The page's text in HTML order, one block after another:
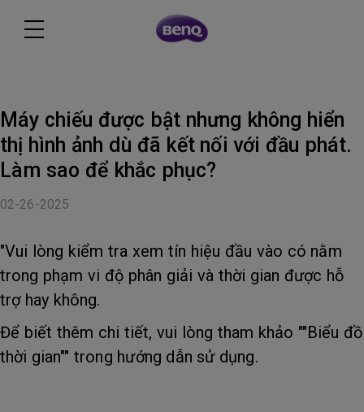
Máy chiếu được bật nhưng không hiển
thị hình ảnh dù đã kết nối với đầu phát.
Làm sao để khắc phục?
02-26-2025
"Vui lòng kiểm tra xem tín hiệu đầu vào có nằm
trong phạm vi độ phân giải và thời gian được hỗ
trợ hay không.
Để biết thêm chi tiết, vui lòng tham khảo ""Biểu đồ
thời gian"" trong hướng dẫn sử dụng.